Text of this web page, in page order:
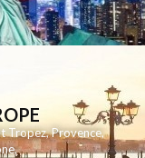
Tropez,Provence,
,